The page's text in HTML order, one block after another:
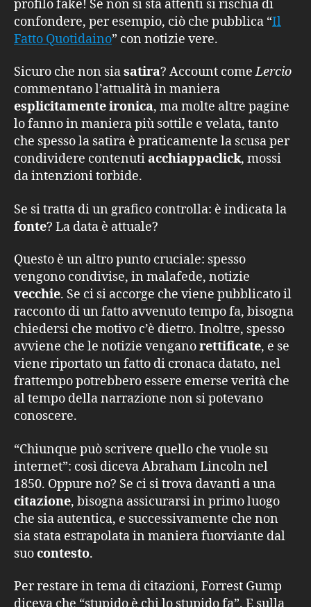
profilo fake! Se non si sta attenti si rischia di
confondere, per esempio, ciò che pubblica “Il
Fatto Quotidaino” con notizie vere.
Sicuro che non siasatira? Account comeLercio
commentano l’attualità in maniera
esplicitamente ironica, ma molte altre pagine
lo fanno in maniera più sottile e velata, tanto
che spesso la satira è praticamente la scusa per
condividere contenutiacchiappaclick, mossi
da intenzioni torbide.
Se si tratta di un grafico controlla: è indicata la
fonte? La data è attuale?
Questo è un altro punto cruciale: spesso
vengono condivise, in malafede, notizie
vecchie. Se ci si accorge che viene pubblicato il
racconto di un fatto avvenuto tempo fa, bisogna
chiedersi che motivo c’è dietro. Inoltre, spesso
avviene che le notizie venganorettificate, e se
viene riportato un fatto di cronaca datato, nel
frattempo potrebbero essere emerse verità che
al tempo della narrazione non si potevano
conoscere.
“Chiunque può scrivere quello che vuole su
internet”: così diceva Abraham Lincoln nel
1850. Oppure no? Se ci si trova davanti a una
citazione, bisogna assicurarsi in primo luogo
che sia autentica, e successivamente che non
sia stata estrapolata in maniera fuorviante dal
suocontesto.
Per restare in tema di citazioni, Forrest Gump